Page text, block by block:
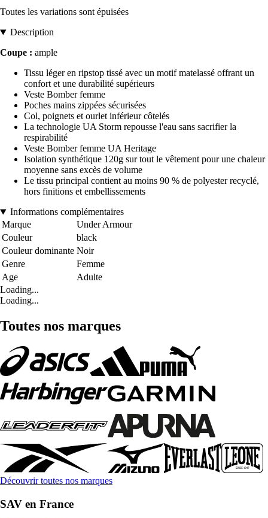
Toutes les variations sont épuisées
Description
Coupe : ample
Tissu léger en ripstop tissé avec un motif matelassé offrant un
confort et une durabilité supérieurs
Veste Bomber femme
Poches mains zippées sécurisées
Col, poignets et ourlet inférieur côtelés
La technologie UA Storm repousse l'eau sans sacrifier la
respirabilité
Veste Bomber femme UA Heritage
Isolation synthétique 120g sur tout le vêtement pour une chaleur
moyenne sans excès de volume
Le tissu principal contient au moins 90 % de polyester recyclé,
hors finitions et embellissements
Informations complémentaires
Marque
Under Armour
Couleur
black
Couleur dominante Noir
Genre
Femme
Age
Adulte
Loading...
Loading...
Toutes nos marques
Découvrir toutes nos marques
SAV en France